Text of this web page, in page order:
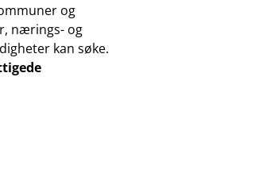
og
nærings- og
kan søke.